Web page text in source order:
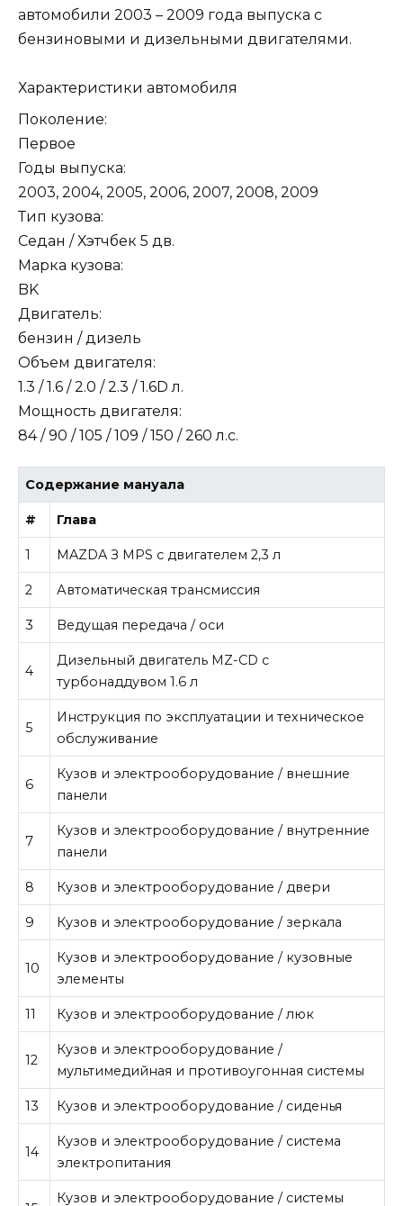
автомобили 2003 – 2009 года выпуска с
бензиновыми и дизельными двигателями.
Характеристики автомобиля
Поколение:
Первое
Годы выпуска:
2003, 2004, 2005, 2006, 2007, 2008, 2009
Тип кузова:
Седан / Хэтчбек 5 дв.
Марка кузова:
BK
Двигатель:
бензин / дизель
Объем двигателя:
1.3 / 1.6 / 2.0 / 2.3 / 1.6D л.
Мощность двигателя:
84 / 90 / 105 / 109 / 150 / 260 л.с.
Содержание мануала
# Глава
1 MAZDA З MPS с двигателем 2,3 л
2 Автоматическая трансмиссия
3 Ведущая передача / оси
4
Дизельный двигатель MZ-CD с
турбонаддувом 1.6 л
5
Инструкция по эксплуатации и техническое
обслуживание
6
Кузов и электрооборудование / внешние
панели
7
Кузов и электрооборудование / внутренние
панели
8 Кузов и электрооборудование / двери
9 Кузов и электрооборудование / зеркала
10
Кузов и электрооборудование / кузовные
элементы
11 Кузов и электрооборудование / люк
12
Кузов и электрооборудование /
мультимедийная и противоугонная системы
13 Кузов и электрооборудование / сиденья
14
Кузов и электрооборудование / система
электропитания
Кузов и электрооборудование / системы